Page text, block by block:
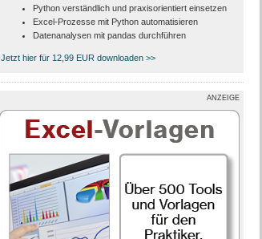
Python verständlich und praxisorientiert einsetzen
Excel-Prozesse mit Python automatisieren
Datenanalysen mit pandas durchführen
Jetzt hier für 12,99 EUR downloaden >>
ANZEIGE